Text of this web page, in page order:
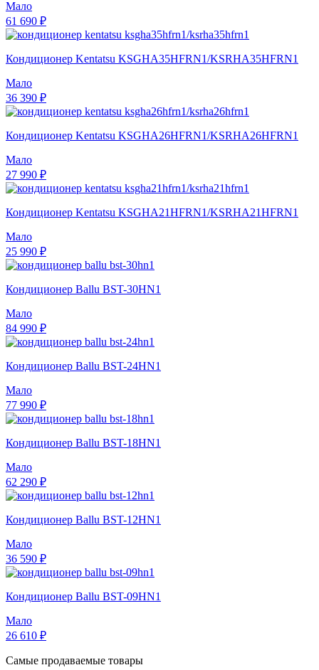
Мало
61 690 ₽
Кондиционер Kentatsu KSGHA35HFRN1/KSRHA35HFRN1
Мало
36 390 ₽
Кондиционер Kentatsu KSGHA26HFRN1/KSRHA26HFRN1
Мало
27 990 ₽
Кондиционер Kentatsu KSGHA21HFRN1/KSRHA21HFRN1
Мало
25 990 ₽
Кондиционер Ballu BST-30HN1
Мало
84 990 ₽
Кондиционер Ballu BST-24HN1
Мало
77 990 ₽
Кондиционер Ballu BST-18HN1
Мало
62 290 ₽
Кондиционер Ballu BST-12HN1
Мало
36 590 ₽
Кондиционер Ballu BST-09HN1
Мало
26 610 ₽
Самые продаваемые товары